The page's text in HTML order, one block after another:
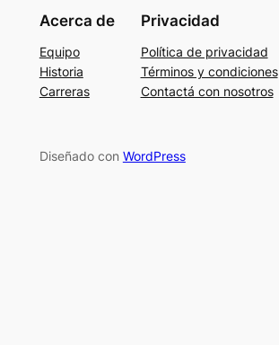
Acerca de
Equipo
Historia
Carreras
Privacidad
Política de privacidad
Términos y condiciones
Contactá con nosotros
Diseñado con WordPress